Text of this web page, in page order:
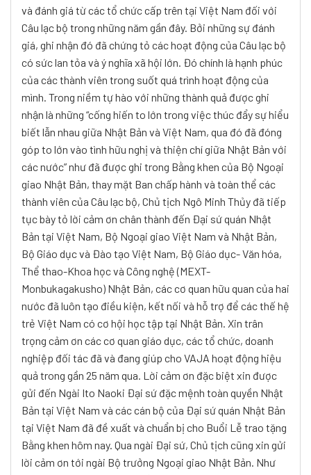
và đánh giá từ các tổ chức cấp trên tại Việt Nam đối với
Câu lạc bộ trong những năm gần đây. Bởi những sự đánh
giá, ghi nhận đó đã chứng tỏ các hoạt động của Câu lạc bộ
có sức lan tỏa và ý nghĩa xã hội lớn. Đó chính là hạnh phúc
của các thành viên trong suốt quá trình hoạt động của
mình. Trong niềm tự hào với những thành quả được ghi
nhận là những “cống hiến to lớn trong việc thúc đẩy sự hiểu
biết lẫn nhau giữa Nhật Bản và Việt Nam, qua đó đã đóng
góp to lớn vào tình hữu nghị và thiện chí giữa Nhật Bản với
các nước” như đã được ghi trong Bằng khen của Bộ Ngoại
giao Nhật Bản, thay mặt Ban chấp hành và toàn thể các
thành viên của Câu lạc bộ, Chủ tịch Ngô Minh Thủy đã tiếp
tục bày tỏ lời cảm ơn chân thành đến Đại sứ quán Nhật
Bản tại Việt Nam, Bộ Ngoại giao Việt Nam và Nhật Bản,
Bộ Giáo dục và Đào tạo Việt Nam, Bộ Giáo dục- Văn hóa,
Thể thao-Khoa học và Công nghệ (MEXT-
Monbukagakusho) Nhật Bản, các cơ quan hữu quan của hai
nước đã luôn tạo điều kiện, kết nối và hỗ trợ để các thế hệ
trẻ Việt Nam có cơ hội học tập tại Nhật Bản. Xin trân
trọng cảm ơn các cơ quan giáo dục, các tổ chức, doanh
nghiệp đối tác đã và đang giúp cho VAJA hoạt động hiệu
quả trong gần 25 năm qua. Lời cảm ơn đặc biệt xin được
gửi đến Ngài Ito Naoki Đại sứ đặc mệnh toàn quyền Nhật
Bản tại Việt Nam và các cán bộ của Đại sứ quán Nhật Bản
tại Việt Nam đã đề xuất và chuẩn bị cho Buổi Lễ trao tặng
Bằng khen hôm nay. Qua ngài Đại sứ, Chủ tịch cũng xin gửi
lời cảm ơn tới ngài Bộ trưởng Ngoại giao Nhật Bản. Như